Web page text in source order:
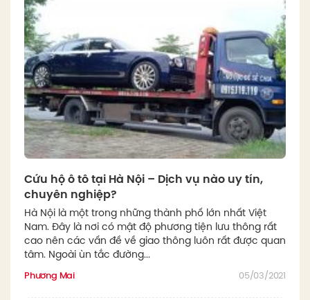
Cứu hộ ô tô tại Hà Nội – Dịch vụ nào uy tín,
chuyên nghiệp?
Hà Nội là một trong những thành phố lớn nhất Việt
Nam. Đây là nơi có mật độ phương tiện lưu thông rất
cao nên các vấn đề về giao thông luôn rất được quan
tâm. Ngoài ùn tắc đường...
Phương Mai 05/03/2021